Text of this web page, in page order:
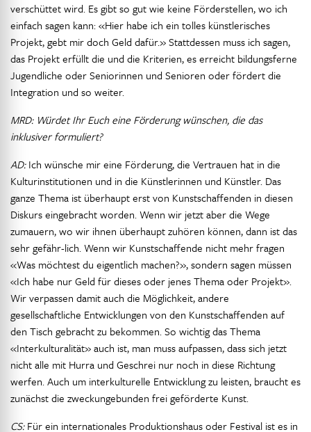
verschüttet wird. Es gibt so gut wie keine Förderstellen, wo ich
einfach sagen kann: «Hier habe ich ein tolles künstlerisches
Projekt, gebt mir doch Geld dafür.» Stattdessen muss ich sagen,
das Projekt erfüllt die und die Kriterien, es erreicht bildungsferne
Jugendliche oder Seniorinnen und Senioren oder fördert die
Integration und so weiter.
MRD: Würdet Ihr Euch eine Förderung wünschen, die das
inklusiver formuliert?
AD:Ich wünsche mir eine Förderung, die Vertrauen hat in die
Kulturinstitutionen und in die Künstlerinnen und Künstler. Das
ganze Thema ist überhaupt erst von Kunstschaffenden in diesen
Diskurs eingebracht worden. Wenn wir jetzt aber die Wege
zumauern, wo wir ihnen überhaupt zuhören können, dann ist das
sehr gefähr-lich. Wenn wir Kunstschaffende nicht mehr fragen
«Was möchtest du eigentlich machen?», sondern sagen müssen
«Ich habe nur Geld für dieses oder jenes Thema oder Projekt».
Wir verpassen damit auch die Möglichkeit, andere
gesellschaftliche Entwicklungen von den Kunstschaffenden auf
den Tisch gebracht zu bekommen. So wichtig das Thema
«Interkulturalität» auch ist, man muss aufpassen, dass sich jetzt
nicht alle mit Hurra und Geschrei nur noch in diese Richtung
werfen. Auch um interkulturelle Entwicklung zu leisten, braucht es
zunächst die zweckungebunden frei geförderte Kunst.
CS:Für ein internationales Produktionshaus oder Festival ist es in